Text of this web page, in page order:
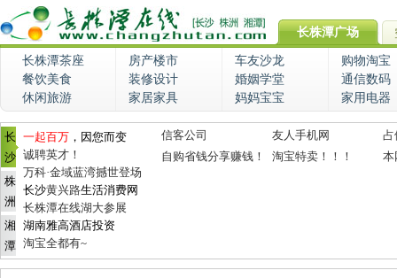
长株潭广场
长株潭茶座 房产楼市 车友沙龙
购物淘宝
餐饮美食
装修设计 婚姻学堂
通信数码
休闲旅游
家居家具 妈妈宝宝 家用电器
长
沙
株
洲
湘
潭
一起百万 ，因您而变
诚聘英才！
万科·金域蓝湾撼世登场
长沙黄兴路生活消费网
长株潭在线湖大参展
湖南雅高酒店投资
淘宝全都有~
信客公司 友人手机网
占
自购省钱分享赚钱！
淘宝特卖！！！ 本